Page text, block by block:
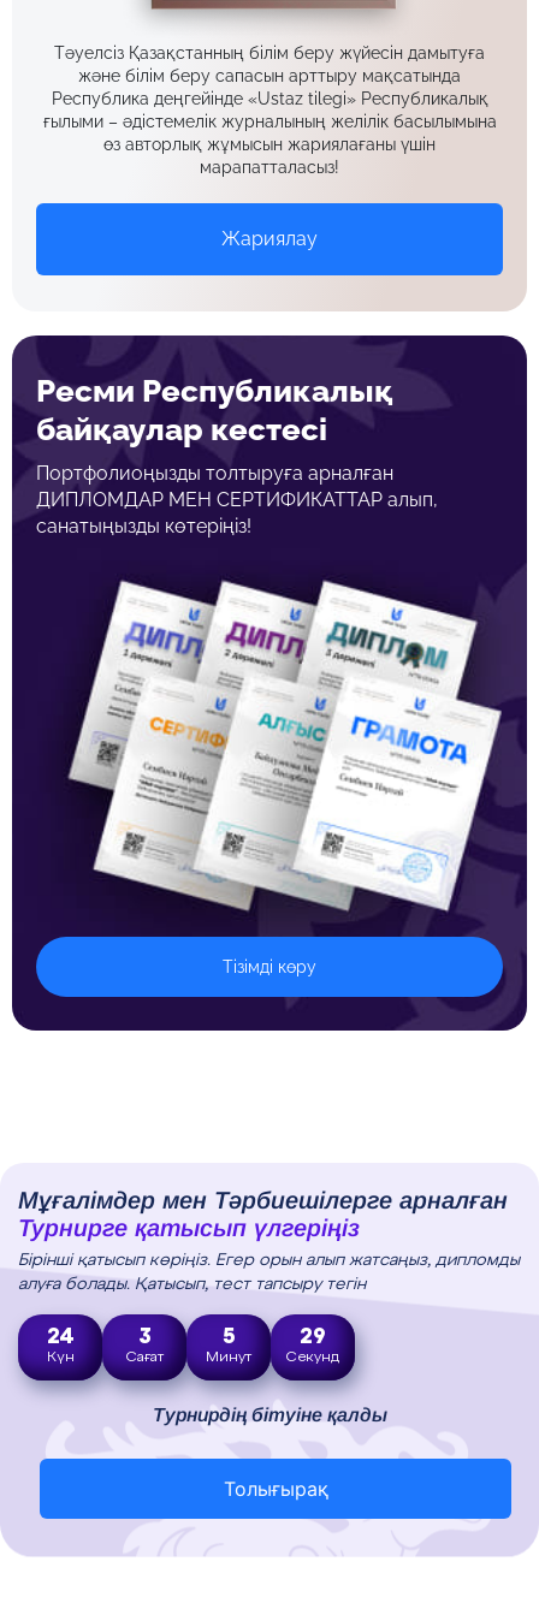
Тәуелсіз Қазақстанның білім беру жүйесін дамытуға
және білім беру сапасын арттыру мақсатында
Республика деңгейінде «Ustaz tilegi» Республикалық
ғылыми – әдістемелік журналының желілік басылымына
өз авторлық жұмысын жариялағаны үшін
марапатталасыз!
Жариялау
Ресми Республикалық
байқаулар кестесі
Портфолиоңызды толтыруға арналған
ДИПЛОМДАР МЕН СЕРТИФИКАТТАР алып,
санатыңызды көтеріңіз!
Тізімді көру
Мұғалімдер мен Тәрбиешілерге арналған
Турнирге қатысып үлгеріңіз
Бірінші қатысып көріңіз. Егер орын алып жатсаңыз, дипломды
алуға болады. Қатысып, тест тапсыру тегін
24
Күн
3
Сағат
5
Минут
28
Секунд
Турнирдің бітуіне қалды
Толығырақ